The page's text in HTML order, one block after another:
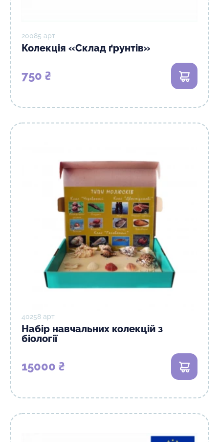
20085 арт
Колекція «Склад ґрунтів»
750 ₴
40258 арт
Набір навчальних колекцій з
біології
15000 ₴